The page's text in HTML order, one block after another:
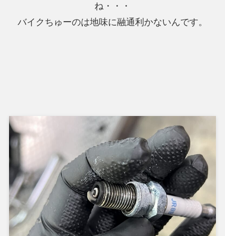
ね・・・
バイクちゅーのは地味に融通利かないんです。